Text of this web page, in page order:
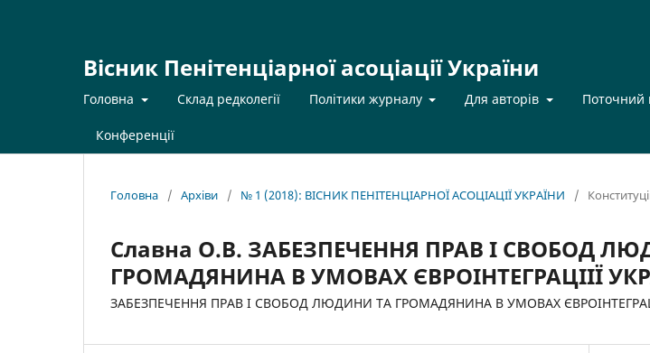
Вісник Пенітенціарної асоціації України
Головна Склад редколегії Політики журналу Для авторів Поточний
Конференції
Головна / Архіви / № 1 (2018): ВІСНИК ПЕНІТЕНЦІАРНОЇ АСОЦІАЦІЇ УКРАЇНИ /
Славна О.В. ЗАБЕЗПЕЧЕННЯ ПРАВ І СВОБОД
ГРОМАДЯНИНА В УМОВАХ ЄВРОІНТЕГРАЦІІЇ
ЗАБЕЗПЕЧЕННЯ ПРАВ І СВОБОД ЛЮДИНИ ТА ГРОМАДЯНИНА В УМОВАХ